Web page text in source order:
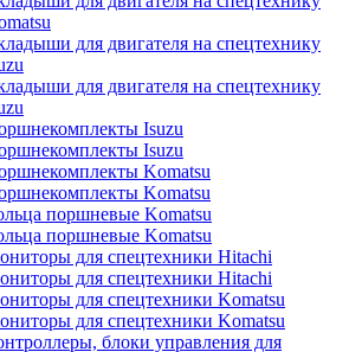
для двигателя на спецтехнику
для двигателя на спецтехнику
Isuzu
Isuzu
Komatsu
Komatsu
поршневые Komatsu
поршневые Komatsu
для спецтехники Hitachi
для спецтехники Hitachi
для спецтехники Komatsu
для спецтехники Komatsu
блоки управления для